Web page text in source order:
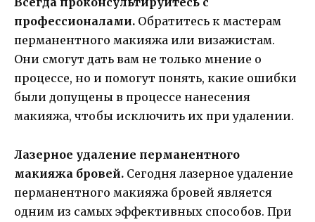
профессионалами. Обратитесь к мастерам
перманентного макияжа или визажистам.
Они смогут дать вам не только мнение о
процессе, но и помогут понять, какие ошибки
были допущены в процессе нанесения
макияжа, чтобы исключить их при удалении.
Лазерное удаление перманентного
макияжа бровей. Сегодня лазерное удаление
перманентного макияжа бровей является
одним из самых эффективных способов. При